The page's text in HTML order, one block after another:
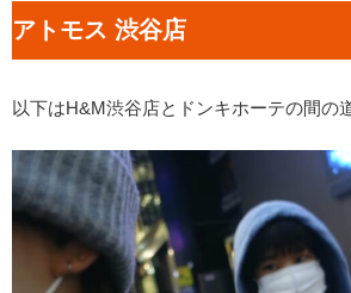
アトモス 渋谷店
以下はH&M渋谷店とドンキホーテの間の